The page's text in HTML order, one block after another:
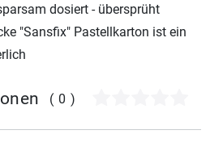
dosiert - übersprüht
"Sansfix" Pastellkarton ist ein
(0)